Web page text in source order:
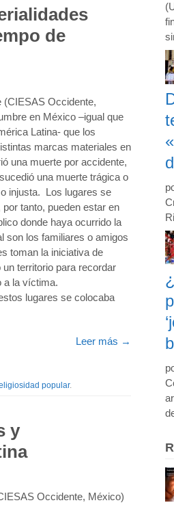
de
(CIESAS Occidente,
en México –igual que
Latina- que los
marcas materiales en
una muerte por accidente,
una muerte trágica o
injusta. Los lugares se
tanto, pueden estar en
donde haya ocurrido la
son los familiares o amigos
toman la iniciativa de
territorio para recordar
a la víctima.
lugares se colocaba
Leer más →
popular.
y
Occidente, México)